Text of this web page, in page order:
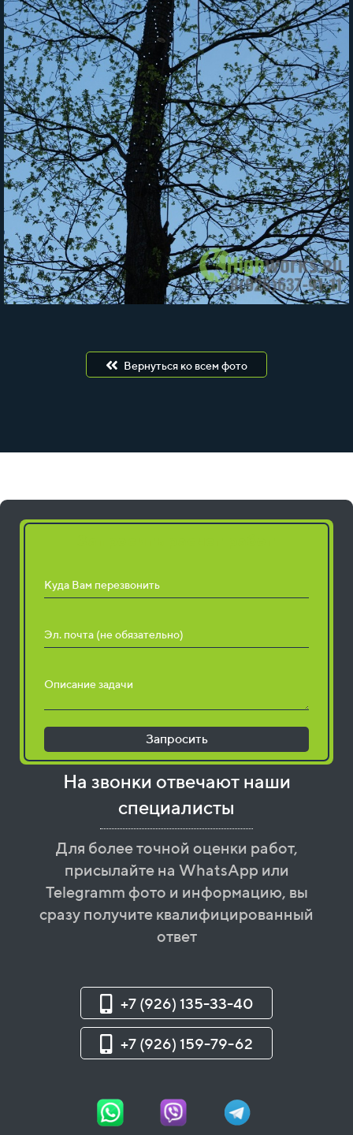
Вернуться ко всем фото
Куда Вам перезвонить
Эл. почта (не обязательно)
Описание задачи
Запросить
На звонки отвечают наши
специалисты
Для более точной оценки работ,
присылайте на WhatsApp или
Telegramm фото и информацию, вы
сразу получите квалифицированный
ответ
+7 (926) 135-33-40
+7 (926) 159-79-62